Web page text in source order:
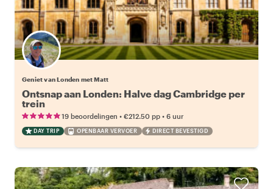
Geniet van Londen met Matt
Ontsnap aan Londen: Halve dag Cambridge per
trein
19 beoordelingen • €212.50 pp • 6 uur
DAY TRIP OPENBAAR VERVOER DIRECT BEVESTIGD